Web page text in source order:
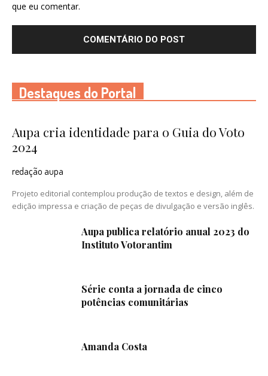
que eu comentar.
Destaques do Portal
Aupa cria identidade para o Guia do Voto
2024
redação aupa
Projeto editorial contemplou produção de textos e design, além de
edição impressa e criação de peças de divulgação e versão inglês.
Aupa publica relatório anual 2023 do
Instituto Votorantim
Série conta a jornada de cinco
potências comunitárias
Amanda Costa